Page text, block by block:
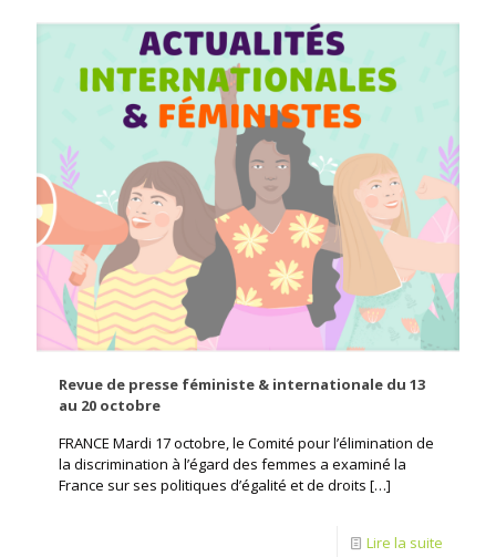
Revue de presse féministe & internationale du 13
au 20 octobre
FRANCE Mardi 17 octobre, le Comité pour l’élimination de
la discrimination à l’égard des femmes a examiné la
France sur ses politiques d’égalité et de droits […]
Lire la suite